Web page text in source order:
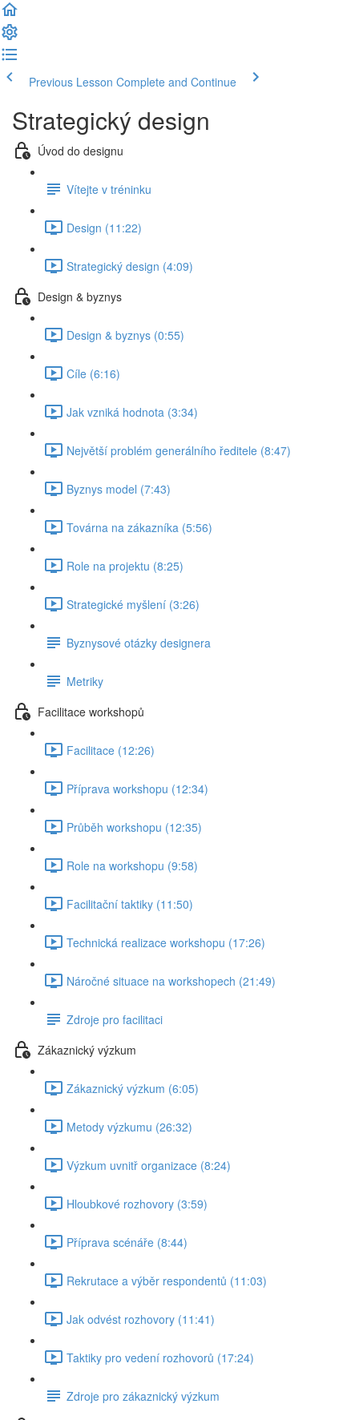
Previous Lesson Complete and Continue
Strategický design
Úvod do designu
Vítejte v tréninku
Design (11:22)
Strategický design (4:09)
Design & byznys
Design & byznys (0:55)
Cíle (6:16)
Jak vzniká hodnota (3:34)
Největší problém generálního ředitele (8:47)
Byznys model (7:43)
Továrna na zákazníka (5:56)
Role na projektu (8:25)
Strategické myšlení (3:26)
Byznysové otázky designera
Metriky
Facilitace workshopů
Facilitace (12:26)
Příprava workshopu (12:34)
Průběh workshopu (12:35)
Role na workshopu (9:58)
Facilitační taktiky (11:50)
Technická realizace workshopu (17:26)
Náročné situace na workshopech (21:49)
Zdroje pro facilitaci
Zákaznický výzkum
Zákaznický výzkum (6:05)
Metody výzkumu (26:32)
Výzkum uvnitř organizace (8:24)
Hloubkové rozhovory (3:59)
Příprava scénáře (8:44)
Rekrutace a výběr respondentů (11:03)
Jak odvést rozhovory (11:41)
Taktiky pro vedení rozhovorů (17:24)
Zdroje pro zákaznický výzkum